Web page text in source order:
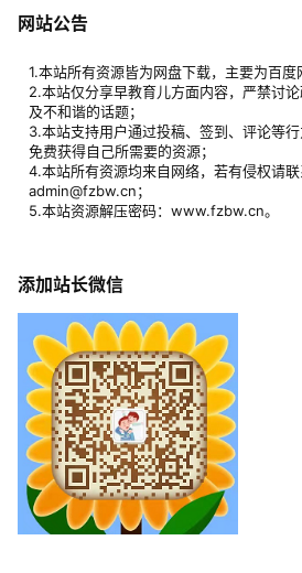
量，口才都可以锻炼到，效果显
著。 2、多让孩子朗诵诗歌美文平时
音…
网站公告
1.本站所有资源皆为网盘下载，主要为百度
2.本站仅分享早教育儿方面内容，严禁讨
及不和谐的话题；
3.本站支持用户通过投稿、签到、评论等
免费获得自己所需要的资源；
4.本站所有资源均来自网络，若有侵权请联
admin@fzbw.cn；
5.本站资源解压密码：www.fzbw.cn。
添加站长微信